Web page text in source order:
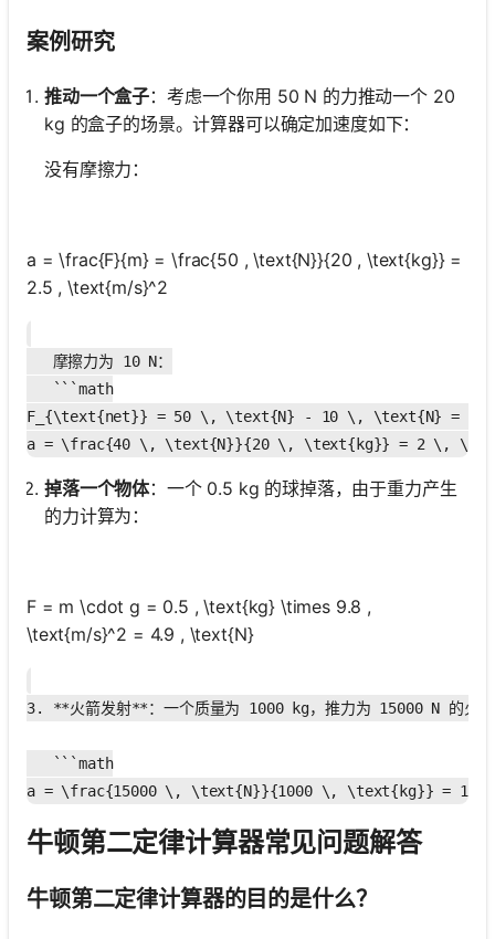
案例研究
推动一个盒子：考虑一个你用 50 N 的力推动一个 20
kg 的盒子的场景。计算器可以确定加速度如下：
没有摩擦力：
a = \frac{F}{m} = \frac{50 , \text{N}}{20 , \text{kg}} =
2.5 , \text{m/s}^2
   摩擦力为 10 N：
   ```math
F_{\text{net}} = 50 \, \text{N} - 10 \, \text{N} =
掉落一个物体：一个 0.5 kg 的球掉落，由于重力产生
的力计算为：
F = m \cdot g = 0.5 , \text{kg} \times 9.8 ,
\text{m/s}^2 = 4.9 , \text{N}
3. **火箭发射**：一个质量为 1000 kg，推力为 15000 N 的火箭
   ```math
牛顿第二定律计算器常见问题解答
牛顿第二定律计算器的目的是什么？